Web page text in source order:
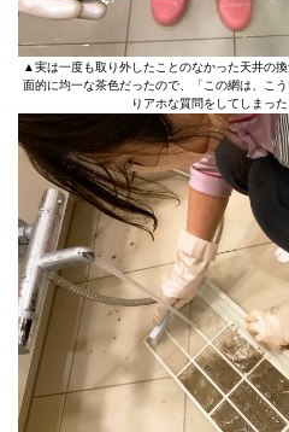
▲実は一度も取り外したことのなかった天井の
面的に均一な茶色だったので、「この網は、こ
りアホな質問をしてしまっ